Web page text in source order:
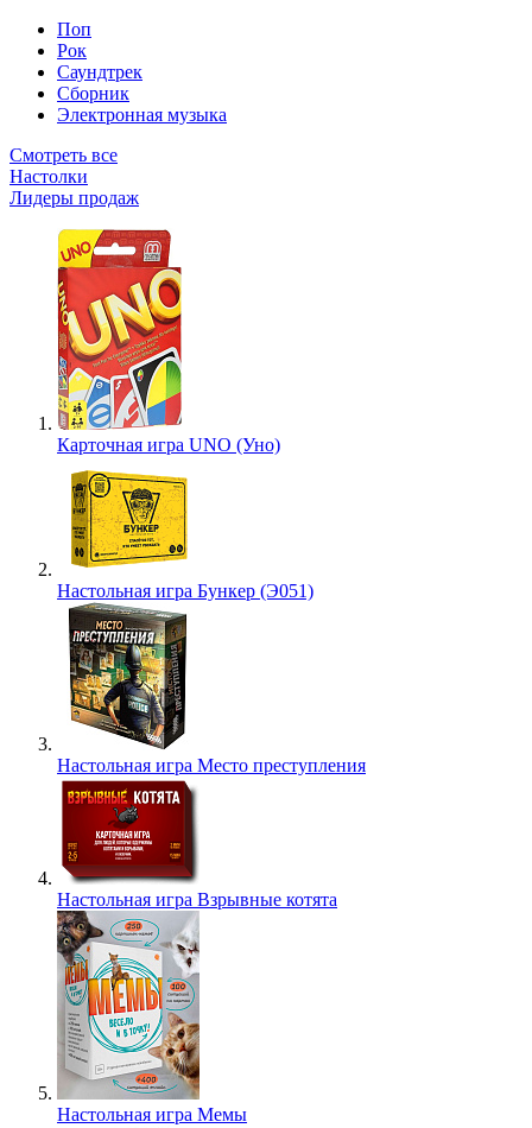
Поп
Рок
Саундтрек
Сборник
Электронная музыка
Смотреть все
Настолки
Лидеры продаж
Карточная игра UNO (Уно)
Настольная игра Бункер (Э051)
Настольная игра Место преступления
Настольная игра Взрывные котята
Настольная игра Мемы